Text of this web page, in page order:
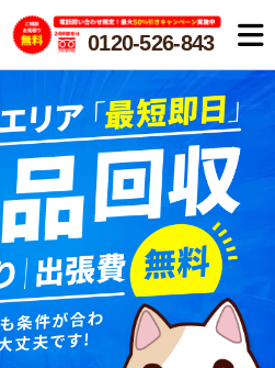
0120-526-843